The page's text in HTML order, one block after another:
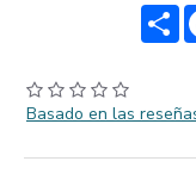
Basado en las